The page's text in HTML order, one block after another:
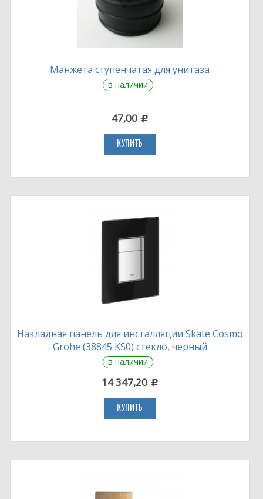
Манжета ступенчатая для унитаза
в наличии
47,00 c
КУПИТЬ
Накладная панель для инсталляции Skate Cosmo
Grohe (38845 KS0) стекло, черный
в наличии
14 347,20 c
КУПИТЬ